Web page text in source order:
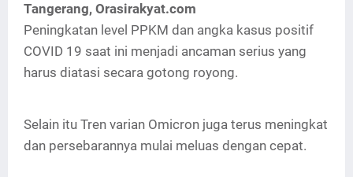
Tangerang, Orasirakyat.com
Peningkatan level PPKM dan angka kasus positif
COVID 19 saat ini menjadi ancaman serius yang
harus diatasi secara gotong royong.
Selain itu Tren varian Omicron juga terus meningkat
dan persebarannya mulai meluas dengan cepat.